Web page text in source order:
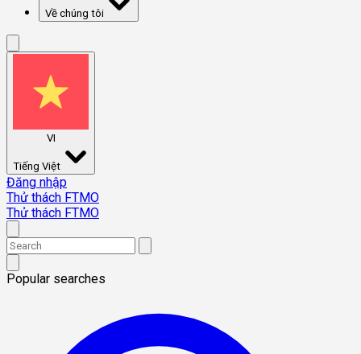
Về chúng tôi
VI
Tiếng Việt
Đăng nhập
Thử thách FTMO
Thử thách FTMO
Popular searches